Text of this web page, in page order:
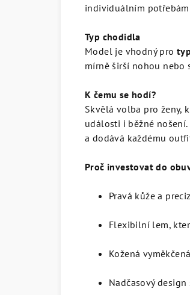
individuálním potřebám
Typ chodidla
Model je vhodný pro
mírně širší nohou nebo
K čemu se hodí?
Skvělá volba pro ženy,
události i běžné
a dodává každému
Proč investovat do
Pravá kůže a
Flexibilní lem,
Kožená
Nadčasový